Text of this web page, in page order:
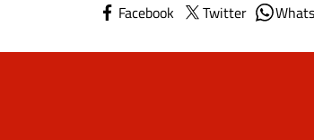
Facebook Twitter